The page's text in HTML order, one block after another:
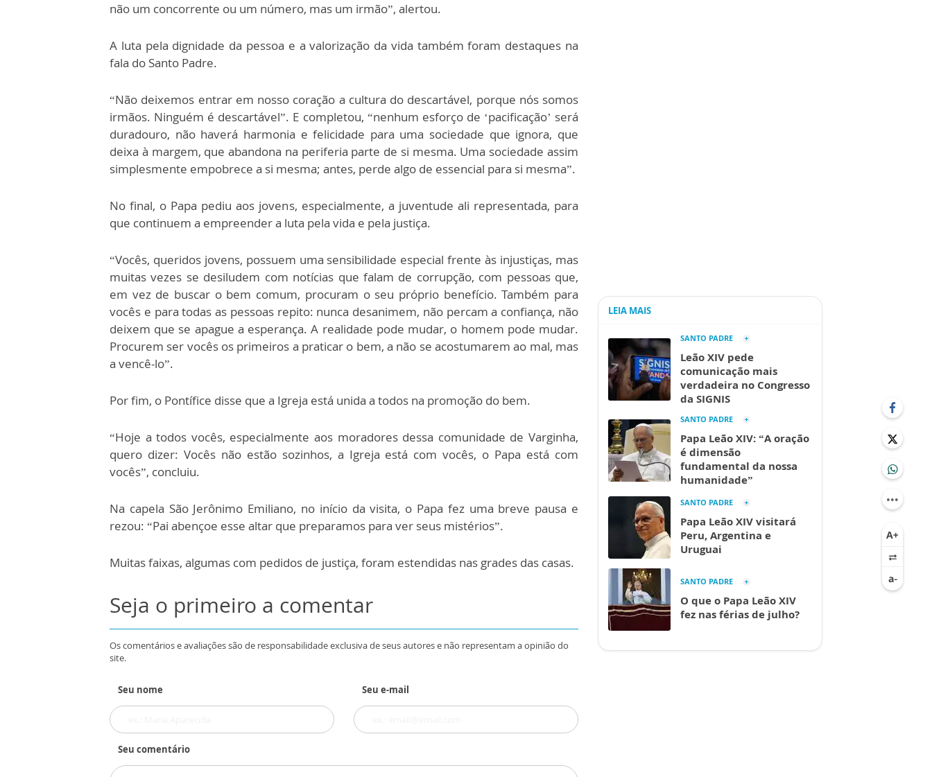
não um concorrente ou um número, mas um irmão”, alertou.
A luta pela dignidade da pessoa e a valorização da vida também foram destaques na
fala do Santo Padre.
“Não deixemos entrar em nosso coração a cultura do descartável, porque nós somos
irmãos. Ninguém é descartável”. E completou, “nenhum esforço de ‘pacificação’ será
duradouro, não haverá harmonia e felicidade para uma sociedade que ignora, que
deixa à margem, que abandona na periferia parte de si mesma. Uma sociedade assim
simplesmente empobrece a si mesma; antes, perde algo de essencial para si mesma”.
No final, o Papa pediu aos jovens, especialmente, a juventude ali representada, para
que continuem a empreender a luta pela vida e pela justiça.
“Vocês, queridos jovens, possuem uma sensibilidade especial frente às injustiças, mas
muitas vezes se desiludem com notícias que falam de corrupção, com pessoas que,
em vez de buscar o bem comum, procuram o seu próprio benefício. Também para
vocês e para todas as pessoas repito: nunca desanimem, não percam a confiança, não
deixem que se apague a esperança. A realidade pode mudar, o homem pode mudar.
Procurem ser vocês os primeiros a praticar o bem, a não se acostumarem ao mal, mas
a vencê-lo”.
Por fim, o Pontífice disse que a Igreja está unida a todos na promoção do bem.
“Hoje a todos vocês, especialmente aos moradores dessa comunidade de Varginha,
quero dizer: Vocês não estão sozinhos, a Igreja está com vocês, o Papa está com
vocês”, concluiu.
Na capela São Jerônimo Emiliano, no início da visita, o Papa fez uma breve pausa e
rezou: “Pai abençoe esse altar que preparamos para ver seus mistérios”.
Muitas faixas, algumas com pedidos de justiça, foram estendidas nas grades das casas.
Seja o primeiro a comentar
Os comentários e avaliações são de responsabilidade exclusiva de seus autores e não representam a opinião do
site.
Seu nome Seu e-mail
Seu comentário
LEIA MAIS
SANTO PADRE
Leão XIV pede
comunicação mais
verdadeira no Congresso
da SIGNIS
SANTO PADRE
Papa Leão XIV: “A oração
é dimensão
fundamental da nossa
humanidade”
SANTO PADRE
Papa Leão XIV visitará
Peru, Argentina e
Uruguai
SANTO PADRE
O que o Papa Leão XIV
fez nas férias de julho?